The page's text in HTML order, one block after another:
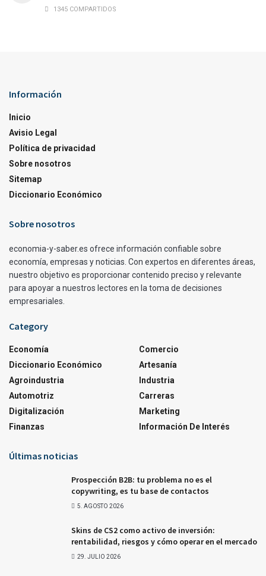
1345 COMPARTIDOS
Información
Inicio
Avisio Legal
Política de privacidad
Sobre nosotros
Sitemap
Diccionario Económico
Sobre nosotros
economia-y-saber.es ofrece información confiable sobre
economía, empresas y noticias. Con expertos en diferentes áreas,
nuestro objetivo es proporcionar contenido preciso y relevante
para apoyar a nuestros lectores en la toma de decisiones
empresariales.
Category
Economía
Diccionario Económico
Agroindustria
Automotriz
Digitalización
Finanzas
Comercio
Artesanía
Industria
Carreras
Marketing
Información De Interés
Últimas noticias
Prospección B2B: tu problema no es el
copywriting, es tu base de contactos
5. AGOSTO 2026
Skins de CS2 como activo de inversión:
rentabilidad, riesgos y cómo operar en el mercado
29. JULIO 2026